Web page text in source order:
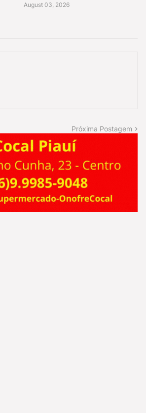
August 03, 2026
Próxima Postagem